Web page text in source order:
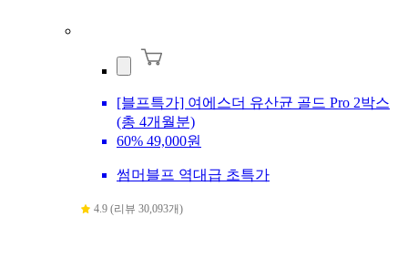
[블프특가] 여에스더 유산균 골드 Pro 2박스
(총 4개월분)
60% 49,000원
썸머블프 역대급 초특가
4.9 (리뷰 30,093개)